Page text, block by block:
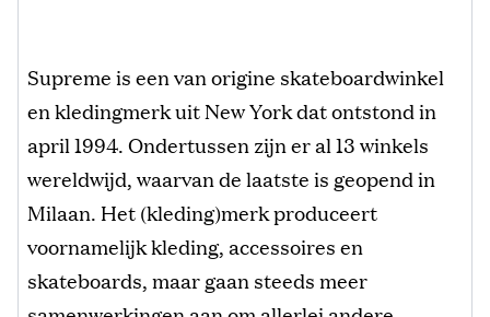
Supreme is een van origine skateboardwinkel
en kledingmerk uit New York dat ontstond in
april 1994. Ondertussen zijn er al 13 winkels
wereldwijd, waarvan de laatste is geopend in
Milaan. Het (kleding)merk produceert
voornamelijk kleding, accessoires en
skateboards, maar gaan steeds meer